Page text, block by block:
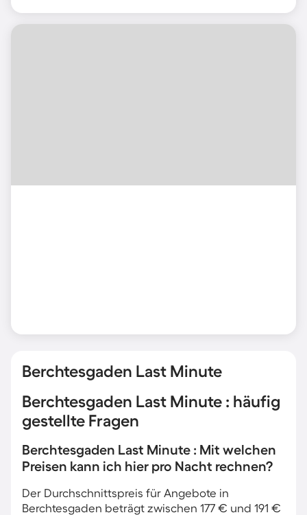
Berchtesgaden Last Minute
Berchtesgaden Last Minute : häufig
gestellte Fragen
Berchtesgaden Last Minute : Mit welchen
Preisen kann ich hier pro Nacht rechnen?
Der Durchschnittspreis für Angebote in
Berchtesgaden beträgt zwischen 177 € und 191 €